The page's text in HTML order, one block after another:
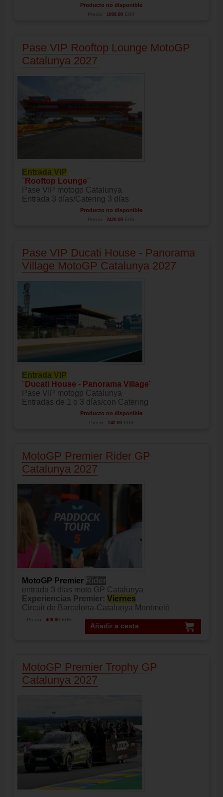
Producto no disponible
Precio: 1099.00 EUR
Pase VIP Rooftop Lounge MotoGP
Catalunya 2027
Entrada VIP
" Rooftop Lounge"
Pase VIP motogp Catalunya
Entrada 3 días/Catering 3 días
Producto no disponible
Precio: 2420.00 EUR
Pase VIP Ducati House - Panorama
Village MotoGP Catalunya 2027
Entrada VIP
" Ducati House - Panorama Village"
Pase VIP motogp Catalunya
Entradas de 1 o 3 días/con Catering
Producto no disponible
Precio: 242.00 EUR
MotoGP Premier Rider GP
Catalunya 2027
MotoGP Premier Rider
entrada 3 días moto GP Catalunya
Experiencias Premier: Viernes
Circuit de Barcelona-Catalunya Montmeló
Añadir a cesta
Precio: 409.00 EUR
MotoGP Premier Trophy GP
Catalunya 2027